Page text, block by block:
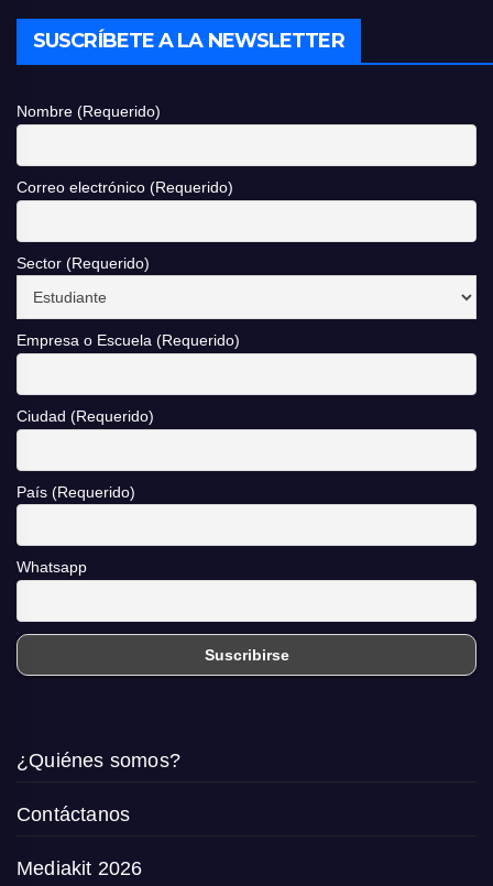
SUSCRÍBETE A LA NEWSLETTER
Nombre (Requerido)
Correo electrónico (Requerido)
Sector (Requerido)
Empresa o Escuela (Requerido)
Ciudad (Requerido)
País (Requerido)
Whatsapp
¿Quiénes somos?
Contáctanos
Mediakit 2026